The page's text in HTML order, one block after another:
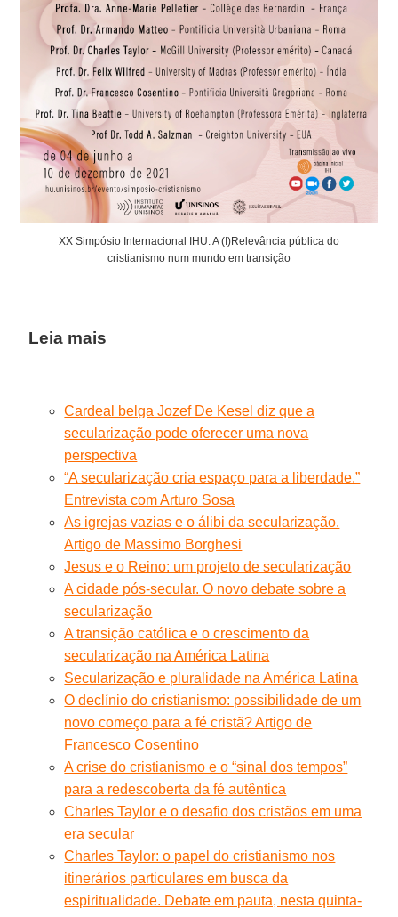
XX Simpósio Internacional IHU. A (I)Relevância pública do
cristianismo num mundo em transição
Leia mais
Cardeal belga Jozef De Kesel diz que a
secularização pode oferecer uma nova
perspectiva
“A secularização cria espaço para a liberdade.”
Entrevista com Arturo Sosa
As igrejas vazias e o álibi da secularização.
Artigo de Massimo Borghesi
Jesus e o Reino: um projeto de secularização
A cidade pós-secular. O novo debate sobre a
secularização
A transição católica e o crescimento da
secularização na América Latina
Secularização e pluralidade na América Latina
O declínio do cristianismo: possibilidade de um
novo começo para a fé cristã? Artigo de
Francesco Cosentino
A crise do cristianismo e o “sinal dos tempos”
para a redescoberta da fé autêntica
Charles Taylor e o desafio dos cristãos em uma
era secular
Charles Taylor: o papel do cristianismo nos
itinerários particulares em busca da
espiritualidade. Debate em pauta, nesta quinta-